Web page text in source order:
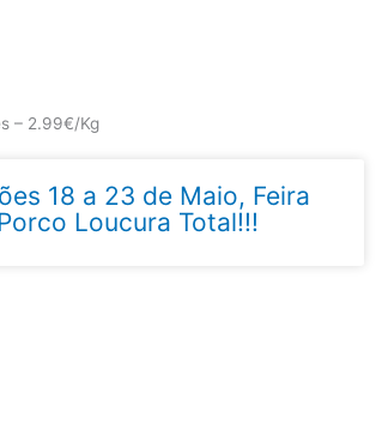
– 2.99€/Kg
18 a 23 de Maio, Feira
Loucura Total!!!